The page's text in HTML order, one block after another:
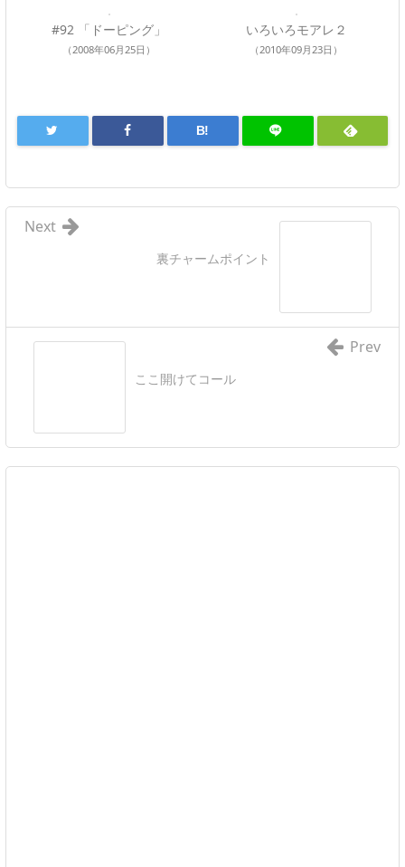
#92 「ドーピング」
（2008年06月25日）
いろいろモアレ２
（2010年09月23日）
B!
裏チャームポイント
Next
ここ開けてコール
Prev